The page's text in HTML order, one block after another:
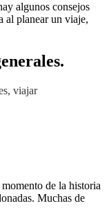
algunos consejos
al planear un viaje,
viajar
de la historia
Muchas de